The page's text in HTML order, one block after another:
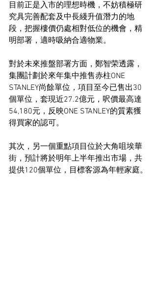
目前正是入市的理想時機，不妨積極研
究具完善配套及中長綫升值潛力的地
段，把握樓價仍處相對低位的機會，精
明部署，適時吸納合適物業。
對於未來推盤部署方面，鄭智荣透露，
集團計劃於來年集中推售赤柱ONE
STANLEY尚餘單位，項目至今已售出30
個單位，套現近27.2億元，呎價最高達
54,180元，反映ONE STANLEY的質素獲
得買家的認可。
其次，另一個重點項目位於大角咀埃華
街，預計將於明年上半年推出市場，共
提供120個單位，目標客源為年輕家庭。